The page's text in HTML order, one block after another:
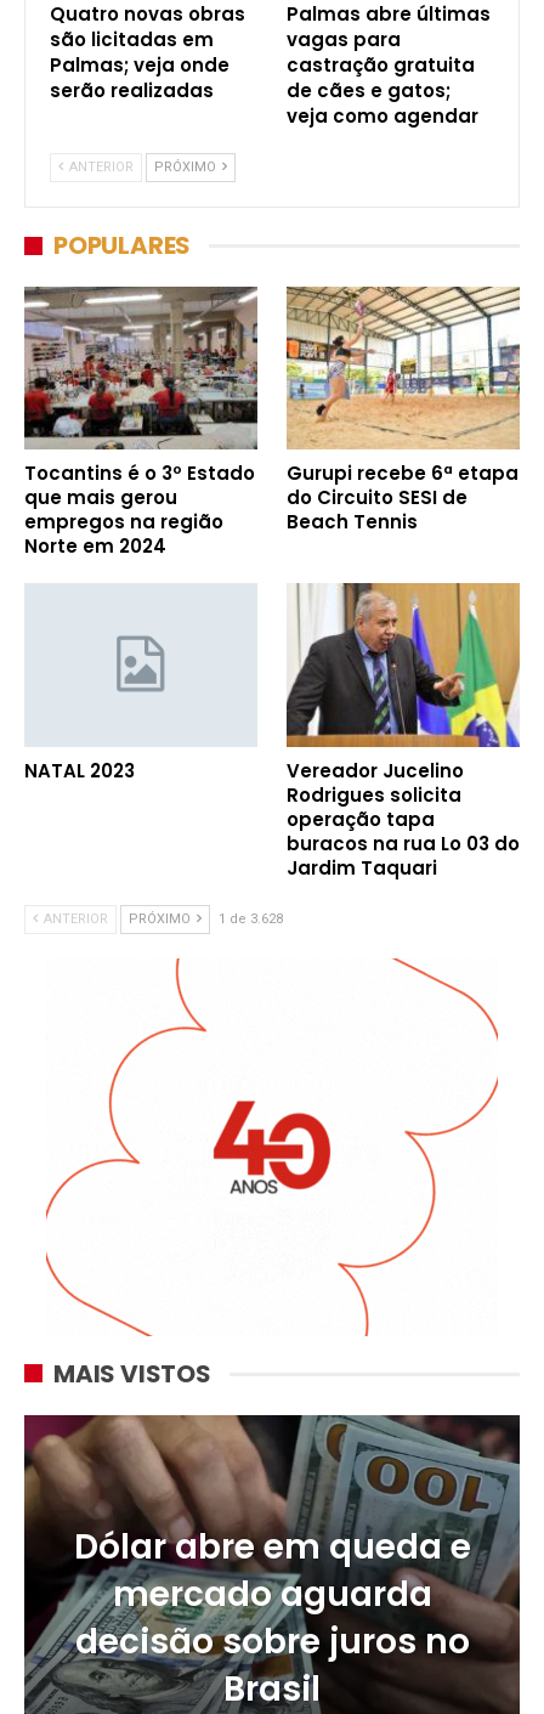
Quatro novas obras
são licitadas em
Palmas; veja onde
serão realizadas
Palmas abre últimas
vagas para
castração gratuita
de cães e gatos;
veja como agendar
ANTERIOR PRÓXIMO
POPULARES
Tocantins é o 3º Estado
que mais gerou
empregos na região
Norte em 2024
Gurupi recebe 6ª etapa
do Circuito SESI de
Beach Tennis
NATAL 2023
Vereador Jucelino
Rodrigues solicita
operação tapa
buracos na rua Lo 03 do
Jardim Taquari
ANTERIOR PRÓXIMO 1 de 3.628
MAIS VISTOS
Dólar abre em queda e
mercado aguarda
decisão sobre juros no
Brasil